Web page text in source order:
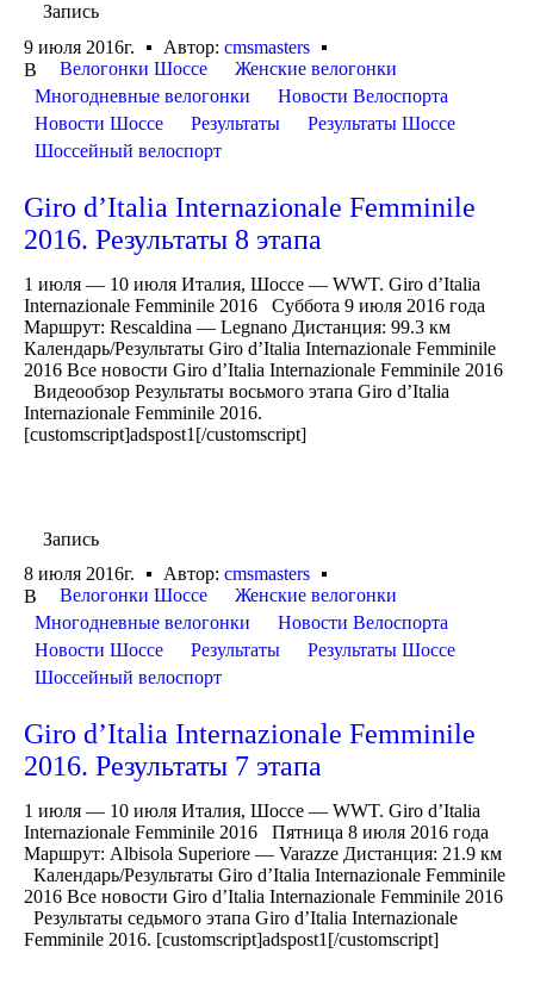
Запись
9 июля 2016г.
Автор: cmsmasters
В
Велогонки Шоссе
Женские велогонки
Многодневные велогонки
Новости Велоспорта
Новости Шоссе
Результаты
Результаты Шоссе
Шоссейный велоспорт
Giro d’Italia Internazionale Femminile
2016. Результаты 8 этапа
1 июля — 10 июля Италия, Шоссе — WWT. Giro d’Italia
Internazionale Femminile 2016 Суббота 9 июля 2016 года
Маршрут: Rescaldina — Legnano Дистанция: 99.3 км
Календарь/Результаты Giro d’Italia Internazionale Femminile
2016 Все новости Giro d’Italia Internazionale Femminile 2016
Видеообзор Результаты восьмого этапа Giro d’Italia
Internazionale Femminile 2016.
[customscript]adspost1[/customscript]
Запись
8 июля 2016г.
Автор: cmsmasters
В
Велогонки Шоссе
Женские велогонки
Многодневные велогонки
Новости Велоспорта
Новости Шоссе
Результаты
Результаты Шоссе
Шоссейный велоспорт
Giro d’Italia Internazionale Femminile
2016. Результаты 7 этапа
1 июля — 10 июля Италия, Шоссе — WWT. Giro d’Italia
Internazionale Femminile 2016 Пятница 8 июля 2016 года
Маршрут: Albisola Superiore — Varazze Дистанция: 21.9 км
Календарь/Результаты Giro d’Italia Internazionale Femminile
2016 Все новости Giro d’Italia Internazionale Femminile 2016
Результаты седьмого этапа Giro d’Italia Internazionale
Femminile 2016. [customscript]adspost1[/customscript]